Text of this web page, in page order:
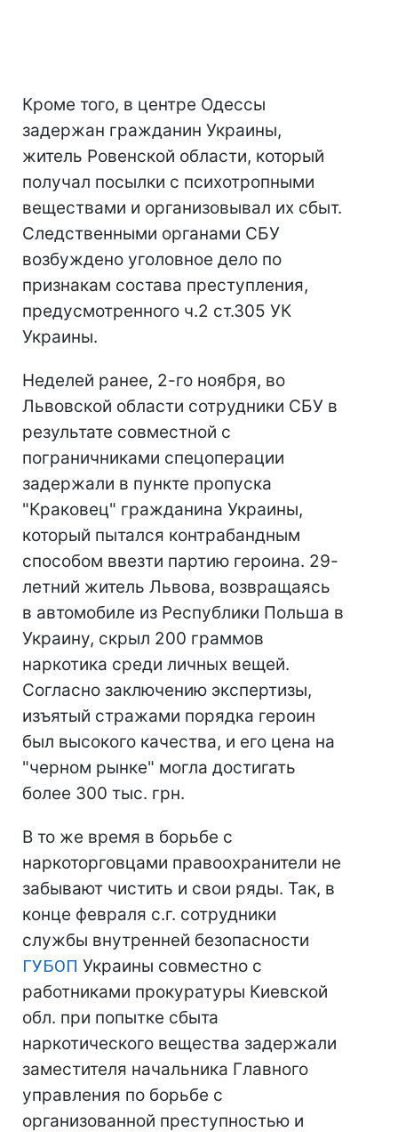
Кроме того, в центре Одессы
задержан гражданин Украины,
житель Ровенской области, который
получал посылки с психотропными
веществами и организовывал их сбыт.
Следственными органами СБУ
возбуждено уголовное дело по
признакам состава преступления,
предусмотренного ч.2 ст.305 УК
Украины.
Неделей ранее, 2-го ноября, во
Львовской области сотрудники СБУ в
результате совместной с
пограничниками спецоперации
задержали в пункте пропуска
"Краковец" гражданина Украины,
который пытался контрабандным
способом ввезти партию героина. 29-
летний житель Львова, возвращаясь
в автомобиле из Республики Польша в
Украину, скрыл 200 граммов
наркотика среди личных вещей.
Согласно заключению экспертизы,
изъятый стражами порядка героин
был высокого качества, и его цена на
"черном рынке" могла достигать
более 300 тыс. грн.
В то же время в борьбе с
наркоторговцами правоохранители не
забывают чистить и свои ряды. Так, в
конце февраля с.г. сотрудники
службы внутренней безопасности
ГУБОП Украины совместно с
работниками прокуратуры Киевской
обл. при попытке сбыта
наркотического вещества задержали
заместителя начальника Главного
управления по борьбе с
организованной преступностью и